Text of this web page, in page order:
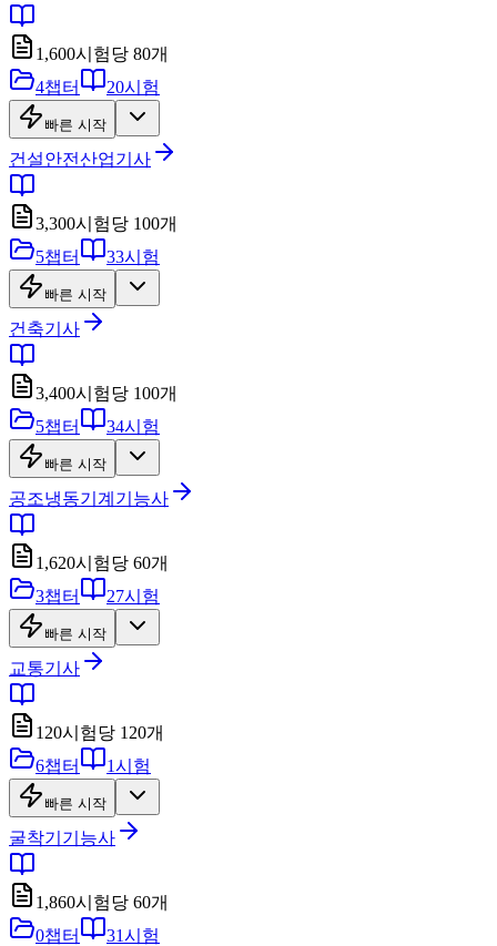
1,600시험당 80개
4챕터 20시험
빠른 시작
건설안전산업기사
3,300시험당 100개
5챕터 33시험
빠른 시작
건축기사
3,400시험당 100개
5챕터 34시험
빠른 시작
공조냉동기계기능사
1,620시험당 60개
3챕터 27시험
빠른 시작
교통기사
120시험당 120개
6챕터 1시험
빠른 시작
굴착기기능사
1,860시험당 60개
0챕터 31시험